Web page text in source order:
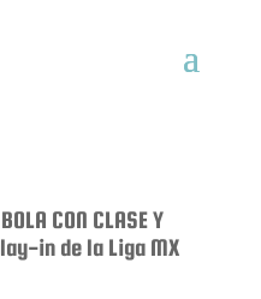
CON CLASE Y
in de la Liga MX